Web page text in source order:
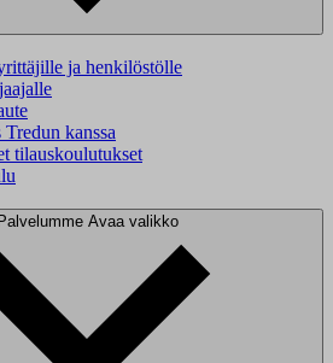
ja henkilöstölle
kanssa
tilauskoulutukset
Palvelumme Avaa valikko